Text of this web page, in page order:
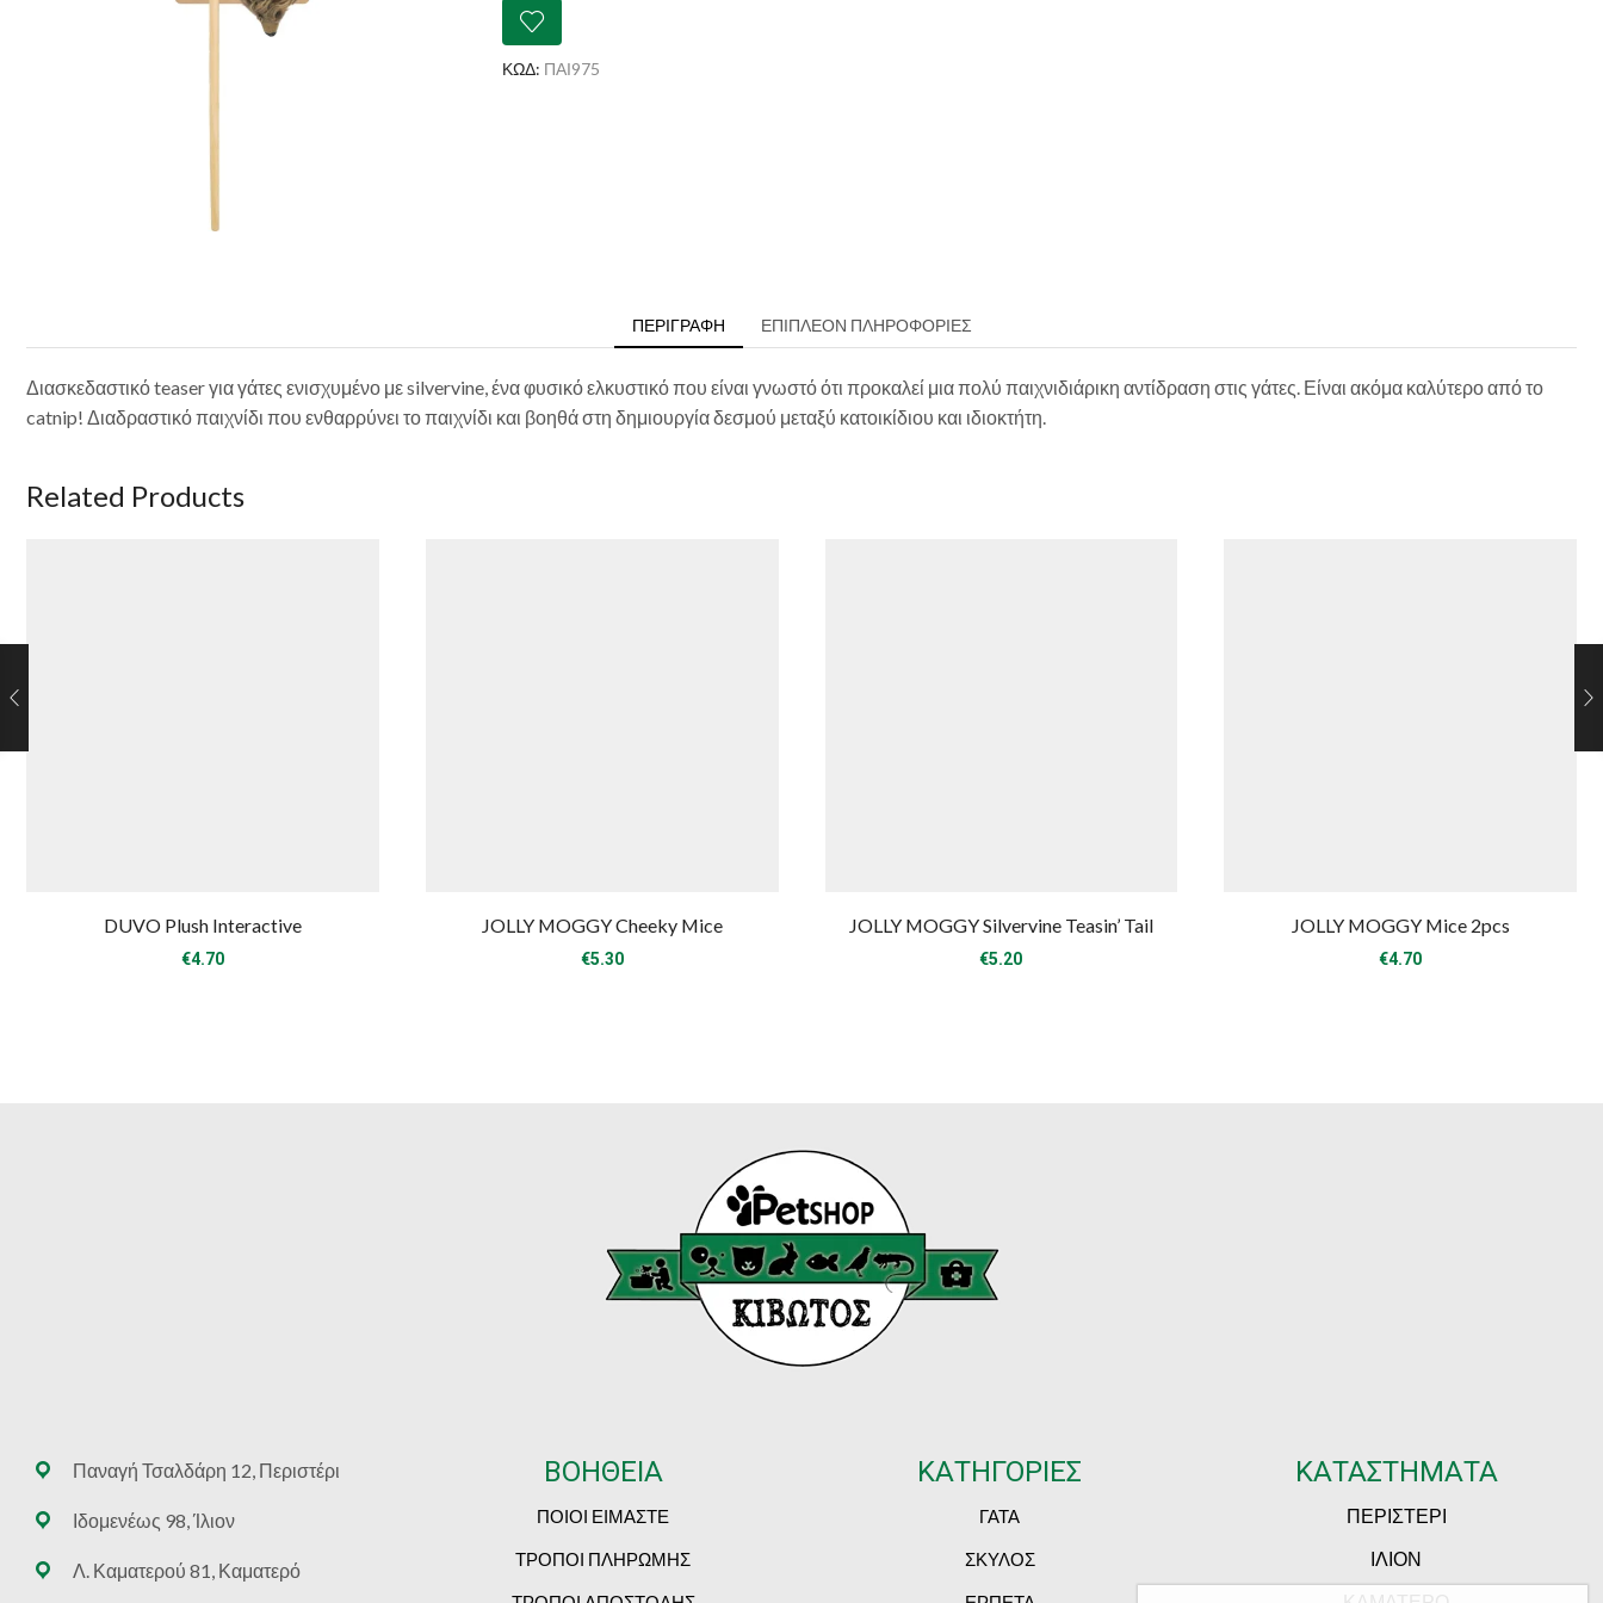
Twitchy
Teaser
ποσότητα
ΚΩΔ: ΠΑΙ975
ΠΕΡΙΓΡΑΦΉ ΕΠΙΠΛΈΟΝ ΠΛΗΡΟΦΟΡΊΕΣ
Διασκεδαστικό teaser για γάτες ενισχυμένο με silvervine, ένα φυσικό ελκυστικό που είναι γνωστό ότι προκαλεί μια πολύ παιχνιδιάρικη αντίδραση στις γάτες. Είναι ακόμα καλύτερο από το
catnip! Διαδραστικό παιχνίδι που ενθαρρύνει το παιχνίδι και βοηθά στη δημιουργία δεσμού μεταξύ κατοικίδιου και ιδιοκτήτη.
Related Products
DUVO Plush Interactive
€4.70
JOLLY MOGGY Cheeky Mice
€5.30
JOLLY MOGGY Silvervine Teasin’ Tail
€5.20
JOLLY MOGGY Mice 2pcs
€4.70
Παναγή Τσαλδάρη 12, Περιστέρι
Ιδομενέως 98, Ίλιον
Λ. Καματερού 81, Καματερό
ΒΟΗΘΕΙΑ
ΠΟΙΟΙ ΕΙΜΑΣΤΕ
ΤΡΟΠΟΙ ΠΛΗΡΩΜΗΣ
ΚΑΤΗΓΟΡΙΕΣ
ΓΑΤΑ
ΣΚΥΛΟΣ
ΚΑΤΑΣΤΗΜΑΤΑ
ΠΕΡΙΣΤΕΡΙ
ΙΛΙΟΝ